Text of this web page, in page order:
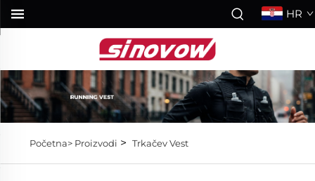
HR
Početna> Proizvodi > Trkačev Vest